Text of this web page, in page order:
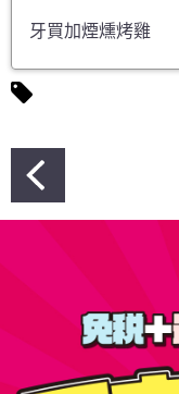
牙買加煙燻烤雞
文
章